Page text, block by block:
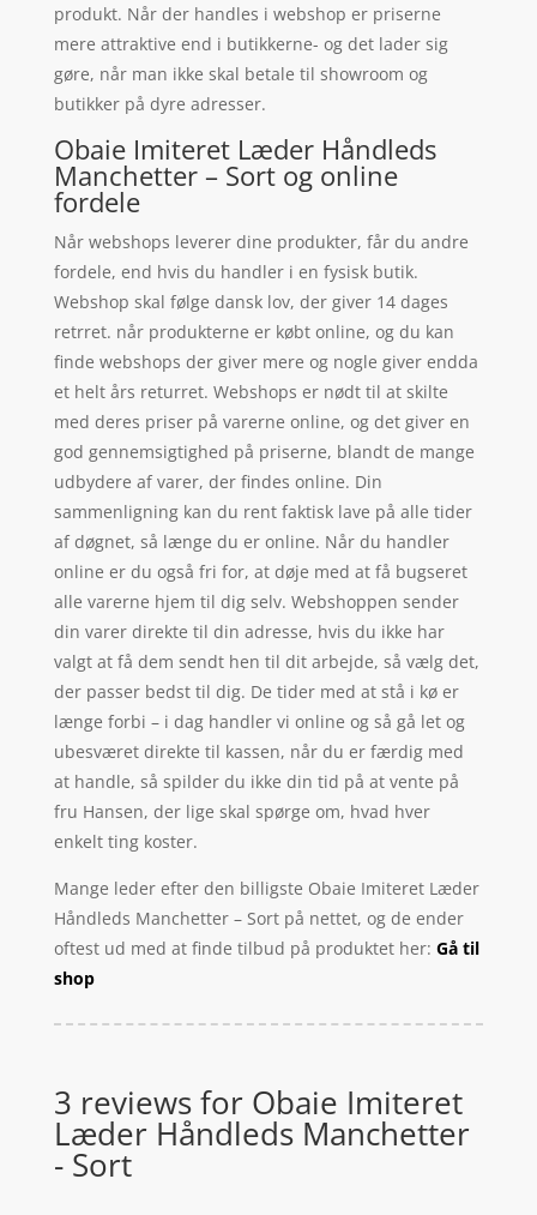
produkt. Når der handles i webshop er priserne
mere attraktive end i butikkerne- og det lader sig
gøre, når man ikke skal betale til showroom og
butikker på dyre adresser.
Obaie Imiteret Læder Håndleds
Manchetter – Sort og online
fordele
Når webshops leverer dine produkter, får du andre
fordele, end hvis du handler i en fysisk butik.
Webshop skal følge dansk lov, der giver 14 dages
retrret. når produkterne er købt online, og du kan
finde webshops der giver mere og nogle giver endda
et helt års returret. Webshops er nødt til at skilte
med deres priser på varerne online, og det giver en
god gennemsigtighed på priserne, blandt de mange
udbydere af varer, der findes online. Din
sammenligning kan du rent faktisk lave på alle tider
af døgnet, så længe du er online. Når du handler
online er du også fri for, at døje med at få bugseret
alle varerne hjem til dig selv. Webshoppen sender
din varer direkte til din adresse, hvis du ikke har
valgt at få dem sendt hen til dit arbejde, så vælg det,
der passer bedst til dig. De tider med at stå i kø er
længe forbi – i dag handler vi online og så gå let og
ubesværet direkte til kassen, når du er færdig med
at handle, så spilder du ikke din tid på at vente på
fru Hansen, der lige skal spørge om, hvad hver
enkelt ting koster.
Mange leder efter den billigste Obaie Imiteret Læder
Håndleds Manchetter – Sort på nettet, og de ender
oftest ud med at finde tilbud på produktet her: Gå til
shop
3 reviews for Obaie Imiteret
Læder Håndleds Manchetter
- Sort